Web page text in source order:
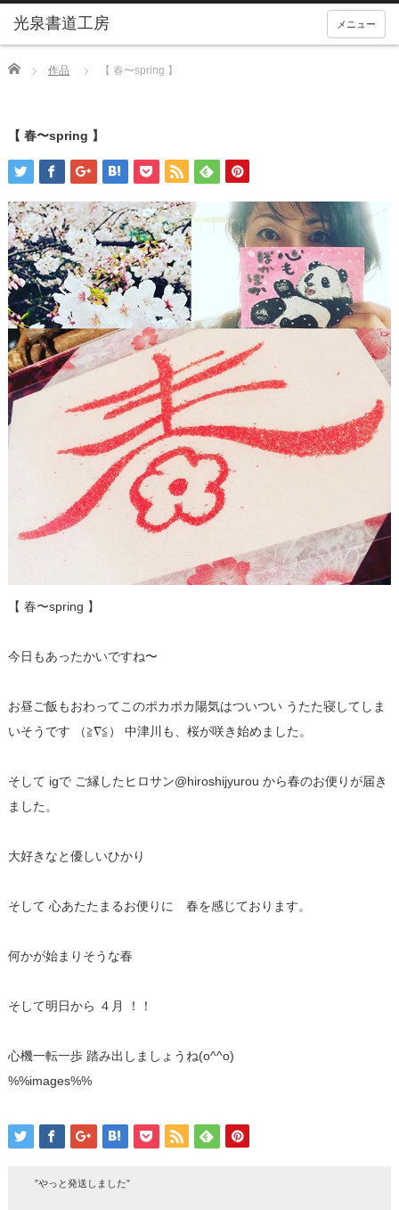
メニュー
Home 作品 【 春〜spring 】
【 春〜spring 】
【 春〜spring 】
今日もあったかいですね〜
お昼ご飯もおわってこのポカポカ陽気はついつい うたた寝してしま
いそうです （≧∇≦） 中津川も、桜が咲き始めました️。
そして igで ご縁したヒロサン@hiroshijyurou から春のお便りが届き
ました️。
大好きなと優しいひかり
そして 心あたたまるお便りに 春を感じております。
何かが始まりそうな春
そして明日から ４月️ ！！
心機一転一歩 踏み出しましょうね(o^^o)
%%images%%
”やっと発送しました️”